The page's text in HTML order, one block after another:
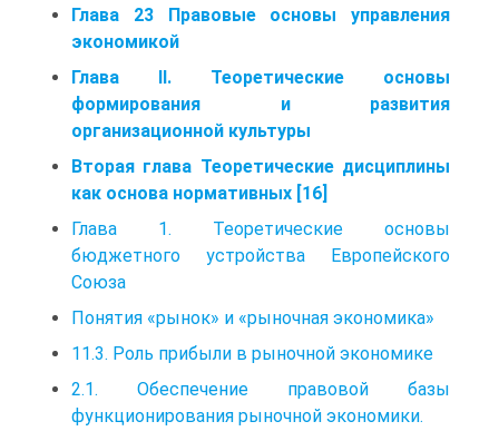
Глава 23 Правовые основы управления
экономикой
Глава II. Теоретические основы
формирования и развития
организационной культуры
Вторая глава Теоретические дисциплины
как основа нормативных [16]
Глава 1. Теоретические основы
бюджетного устройства Европейского
Союза
Понятия «рынок» и «рыночная экономика»
11.3. Роль прибыли в рыночной экономике
2.1. Обеспечение правовой базы
функционирования рыночной экономики.